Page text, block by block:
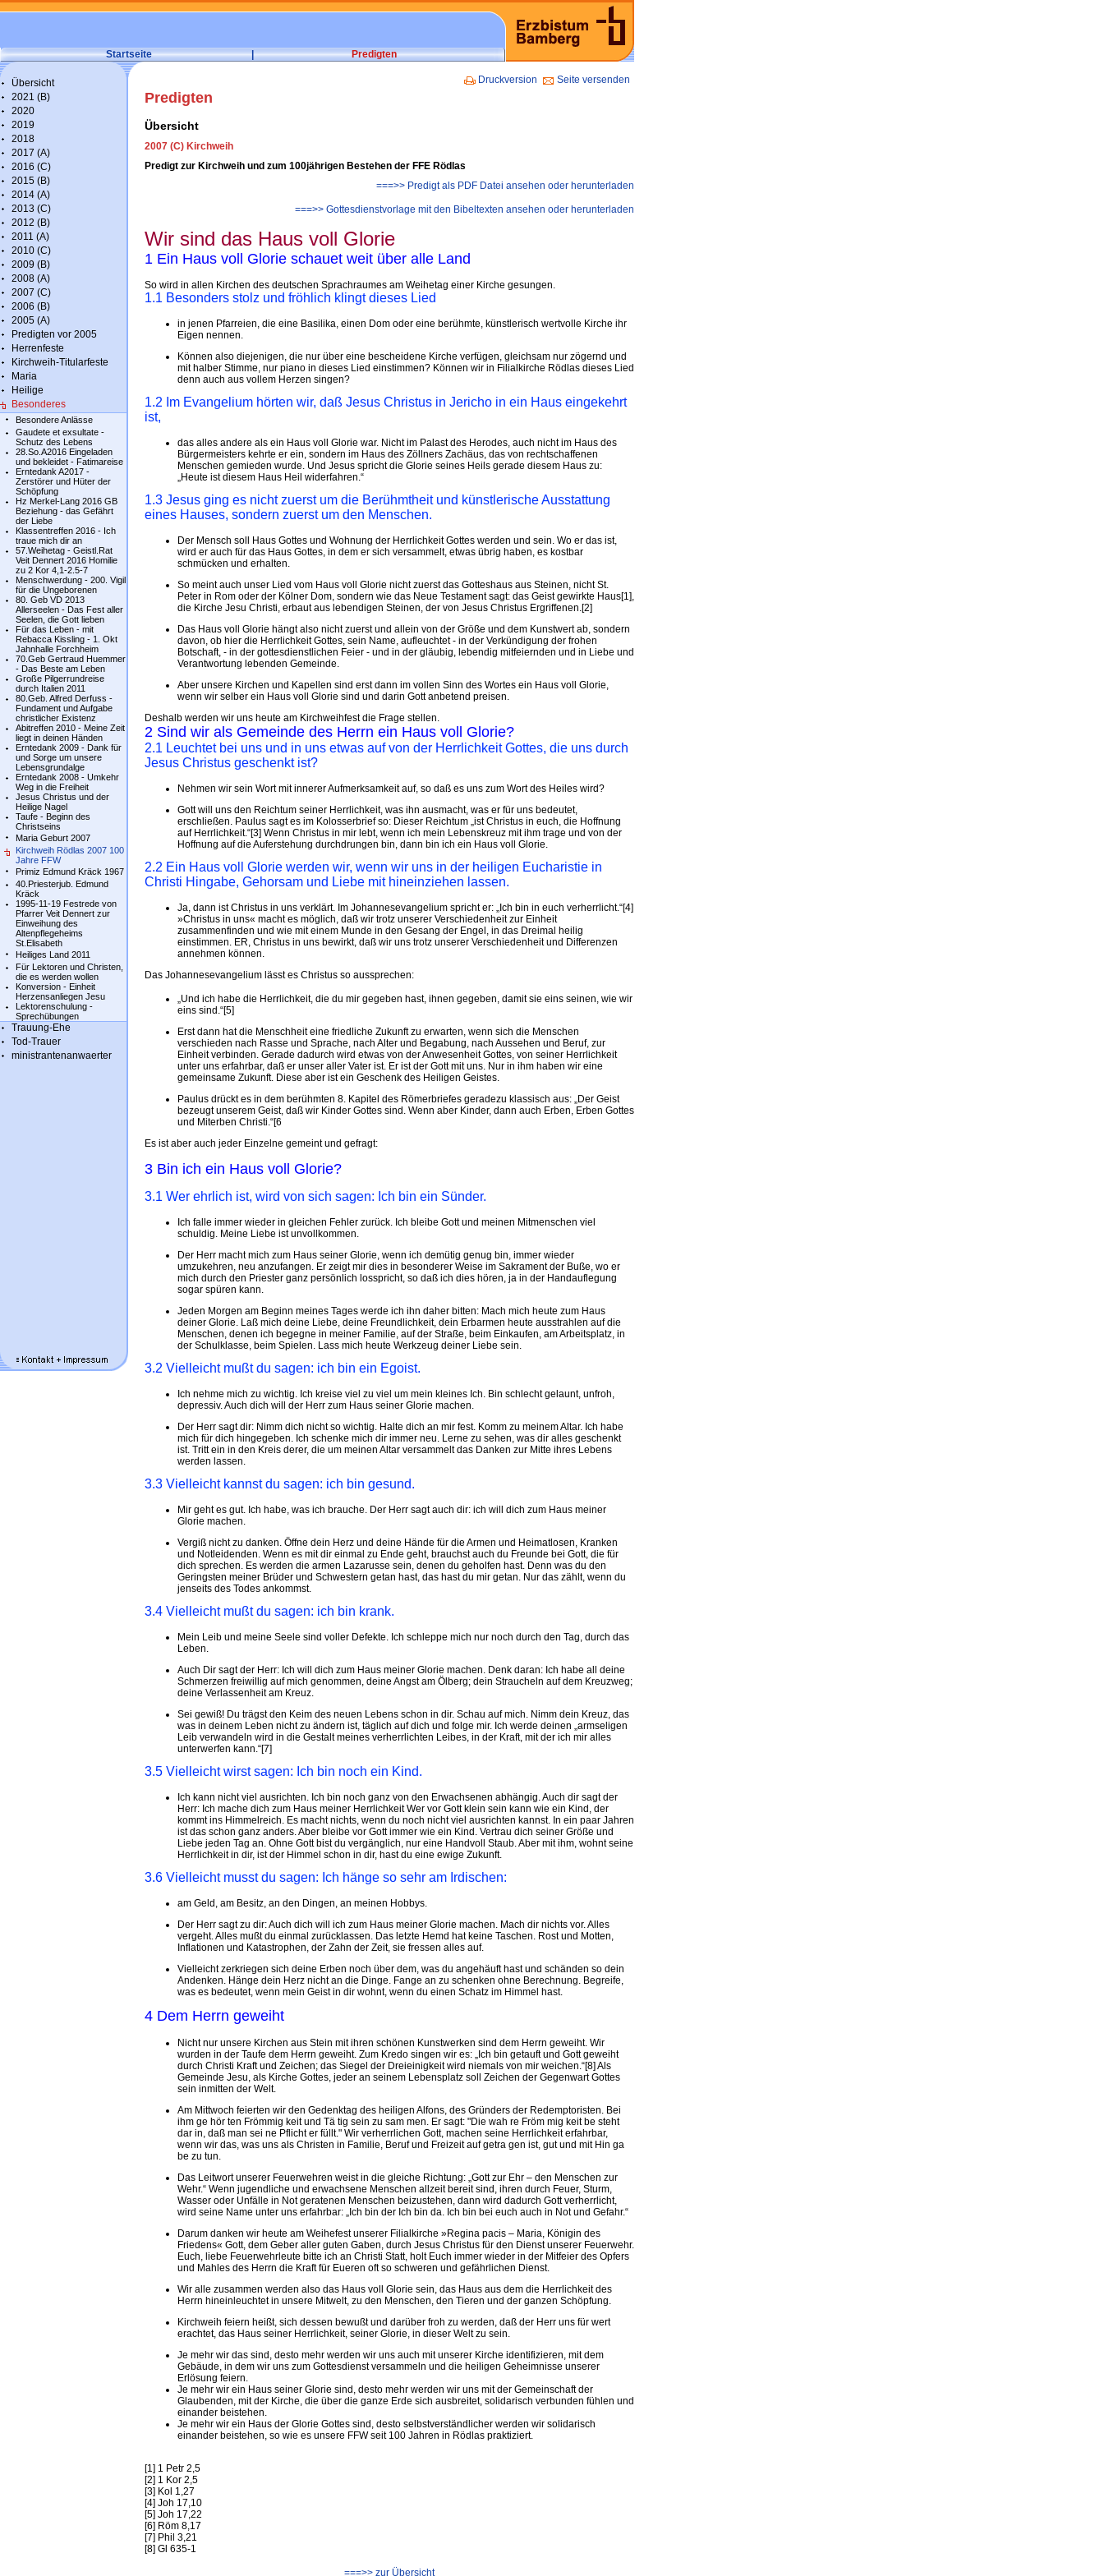
Startseite | Predigten
Übersicht
2021 (B)
2020
2019
2018
2017 (A)
2016 (C)
2015 (B)
2014 (A)
2013 (C)
2012 (B)
2011 (A)
2010 (C)
2009 (B)
2008 (A)
2007 (C)
2006 (B)
2005 (A)
Predigten vor 2005
Herrenfeste
Kirchweih-Titularfeste
Maria
Heilige
Besonderes
Besondere Anlässe
Gaudete et exsultate -
Schutz des Lebens
28.So.A2016 Eingeladen
und bekleidet - Fatimareise
Erntedank A2017 -
Zerstörer und Hüter der
Schöpfung
Hz Merkel-Lang 2016 GB
Beziehung - das Gefährt
der Liebe
Klassentreffen 2016 - Ich
traue mich dir an
57.Weihetag - Geistl.Rat
Veit Dennert 2016 Homilie
zu 2 Kor 4,1-2.5-7
Menschwerdung - 200. Vigil
für die Ungeborenen
80. Geb VD 2013
Allerseelen - Das Fest aller
Seelen, die Gott lieben
Für das Leben - mit
Rebacca Kissling - 1. Okt
Jahnhalle Forchheim
70.Geb Gertraud Huemmer
- Das Beste am Leben
Große Pilgerrundreise
durch Italien 2011
80.Geb. Alfred Derfuss -
Fundament und Aufgabe
christlicher Existenz
Abitreffen 2010 - Meine Zeit
liegt in deinen Händen
Erntedank 2009 - Dank für
und Sorge um unsere
Lebensgrundalge
Erntedank 2008 - Umkehr
Weg in die Freiheit
Jesus Christus und der
Heilige Nagel
Taufe - Beginn des
Christseins
Maria Geburt 2007
Kirchweih Rödlas 2007 100
Jahre FFW
Primiz Edmund Kräck 1967
40.Priesterjub. Edmund
Kräck
1995-11-19 Festrede von
Pfarrer Veit Dennert zur
Einweihung des
Altenpflegeheims
St.Elisabeth
Heiliges Land 2011
Für Lektoren und Christen,
die es werden wollen
Konversion - Einheit
Herzensanliegen Jesu
Lektorenschulung -
Sprechübungen
Trauung-Ehe
Tod-Trauer
ministrantenanwaerter
Druckversion Seite versenden
Predigten
Übersicht
2007 (C) Kirchweih
Predigt zur Kirchweih und zum 100jährigen Bestehen der FFE Rödlas
===>> Predigt als PDF Datei ansehen oder herunterladen
===>> Gottesdienstvorlage mit den Bibeltexten ansehen oder herunterladen
Wir sind das Haus voll Glorie
1 Ein Haus voll Glorie schauet weit über alle Land
So wird in allen Kirchen des deutschen Sprachraumes am Weihetag einer Kirche gesungen.
1.1 Besonders stolz und fröhlich klingt dieses Lied
in jenen Pfarreien, die eine Basilika, einen Dom oder eine berühmte, künstlerisch wertvolle Kirche ihr
Eigen nennen.
Können also diejenigen, die nur über eine bescheidene Kirche verfügen, gleichsam nur zögernd und
mit halber Stimme, nur piano in dieses Lied einstimmen? Können wir in Filialkirche Rödlas dieses Lied
denn auch aus vollem Herzen singen?
1.2 Im Evangelium hörten wir, daß Jesus Christus in Jericho in ein Haus eingekehrt
ist,
das alles andere als ein Haus voll Glorie war. Nicht im Palast des Herodes, auch nicht im Haus des
Bürgermeisters kehrte er ein, sondern im Haus des Zöllners Zachäus, das von rechtschaffenen
Menschen gemieden wurde. Und Jesus spricht die Glorie seines Heils gerade diesem Haus zu:
„Heute ist diesem Haus Heil widerfahren.“
1.3 Jesus ging es nicht zuerst um die Berühmtheit und künstlerische Ausstattung
eines Hauses, sondern zuerst um den Menschen.
Der Mensch soll Haus Gottes und Wohnung der Herrlichkeit Gottes werden und sein. Wo er das ist,
wird er auch für das Haus Gottes, in dem er sich versammelt, etwas übrig haben, es kostbar
schmücken und erhalten.
So meint auch unser Lied vom Haus voll Glorie nicht zuerst das Gotteshaus aus Steinen, nicht St.
Peter in Rom oder der Kölner Dom, sondern wie das Neue Testament sagt: das Geist gewirkte Haus[1],
die Kirche Jesu Christi, erbaut aus lebendigen Steinen, der von Jesus Christus Ergriffenen.[2]
Das Haus voll Glorie hängt also nicht zuerst und allein von der Größe und dem Kunstwert ab, sondern
davon, ob hier die Herrlichkeit Gottes, sein Name, aufleuchtet ‑ in der Verkündigung der frohen
Botschaft, ‑ in der gottesdienstlichen Feier ‑ und in der gläubig, lebendig mitfeiernden und in Liebe und
Verantwortung lebenden Gemeinde.
Aber unsere Kirchen und Kapellen sind erst dann im vollen Sinn des Wortes ein Haus voll Glorie,
wenn wir selber ein Haus voll Glorie sind und darin Gott anbetend preisen.
Deshalb werden wir uns heute am Kirchweihfest die Frage stellen.
2 Sind wir als Gemeinde des Herrn ein Haus voll Glorie?
2.1 Leuchtet bei uns und in uns etwas auf von der Herrlichkeit Gottes, die uns durch
Jesus Christus geschenkt ist?
Nehmen wir sein Wort mit innerer Aufmerksamkeit auf, so daß es uns zum Wort des Heiles wird?
Gott will uns den Reichtum seiner Herrlichkeit, was ihn ausmacht, was er für uns bedeutet,
erschließen. Paulus sagt es im Kolosserbrief so: Dieser Reichtum „ist Christus in euch, die Hoffnung
auf Herrlichkeit.“[3] Wenn Christus in mir lebt, wenn ich mein Lebenskreuz mit ihm trage und von der
Hoffnung auf die Auferstehung durchdrungen bin, dann bin ich ein Haus voll Glorie.
2.2 Ein Haus voll Glorie werden wir, wenn wir uns in der heiligen Eucharistie in
Christi Hingabe, Gehorsam und Liebe mit hineinziehen lassen.
Ja, dann ist Christus in uns verklärt. Im Johannesevangelium spricht er: „Ich bin in euch verherrlicht.“[4]
»Christus in uns« macht es möglich, daß wir trotz unserer Verschiedenheit zur Einheit
zusammenfinden und wie mit einem Munde in den Gesang der Engel, in das Dreimal heilig
einstimmen. ER, Christus in uns bewirkt, daß wir uns trotz unserer Verschiedenheit und Differenzen
annehmen können.
Das Johannesevangelium lässt es Christus so aussprechen:
„Und ich habe die Herrlichkeit, die du mir gegeben hast, ihnen gegeben, damit sie eins seinen, wie wir
eins sind.“[5]
Erst dann hat die Menschheit eine friedliche Zukunft zu erwarten, wenn sich die Menschen
verschieden nach Rasse und Sprache, nach Alter und Begabung, nach Aussehen und Beruf, zur
Einheit verbinden. Gerade dadurch wird etwas von der Anwesenheit Gottes, von seiner Herrlichkeit
unter uns erfahrbar, daß er unser aller Vater ist. Er ist der Gott mit uns. Nur in ihm haben wir eine
gemeinsame Zukunft. Diese aber ist ein Geschenk des Heiligen Geistes.
Paulus drückt es in dem berühmten 8. Kapitel des Römerbriefes geradezu klassisch aus: „Der Geist
bezeugt unserem Geist, daß wir Kinder Gottes sind. Wenn aber Kinder, dann auch Erben, Erben Gottes
und Miterben Christi.“[6
Es ist aber auch jeder Einzelne gemeint und gefragt:
3 Bin ich ein Haus voll Glorie?
3.1 Wer ehrlich ist, wird von sich sagen: Ich bin ein Sünder.
Ich falle immer wieder in gleichen Fehler zurück. Ich bleibe Gott und meinen Mitmenschen viel
schuldig. Meine Liebe ist unvollkommen.
Der Herr macht mich zum Haus seiner Glorie, wenn ich demütig genug bin, immer wieder
umzukehren, neu anzufangen. Er zeigt mir dies in besonderer Weise im Sakrament der Buße, wo er
mich durch den Priester ganz persönlich losspricht, so daß ich dies hören, ja in der Handauflegung
sogar spüren kann.
Jeden Morgen am Beginn meines Tages werde ich ihn daher bitten: Mach mich heute zum Haus
deiner Glorie. Laß mich deine Liebe, deine Freundlichkeit, dein Erbarmen heute ausstrahlen auf die
Menschen, denen ich begegne in meiner Familie, auf der Straße, beim Einkaufen, am Arbeitsplatz, in
der Schulklasse, beim Spielen. Lass mich heute Werkzeug deiner Liebe sein.
3.2 Vielleicht mußt du sagen: ich bin ein Egoist.
Ich nehme mich zu wichtig. Ich kreise viel zu viel um mein kleines Ich. Bin schlecht gelaunt, unfroh,
depressiv. Auch dich will der Herr zum Haus seiner Glorie machen.
Der Herr sagt dir: Nimm dich nicht so wichtig. Halte dich an mir fest. Komm zu meinem Altar. Ich habe
mich für dich hingegeben. Ich schenke mich dir immer neu. Lerne zu sehen, was dir alles geschenkt
ist. Tritt ein in den Kreis derer, die um meinen Altar versammelt das Danken zur Mitte ihres Lebens
werden lassen.
3.3 Vielleicht kannst du sagen: ich bin gesund.
Mir geht es gut. Ich habe, was ich brauche. Der Herr sagt auch dir: ich will dich zum Haus meiner
Glorie machen.
Vergiß nicht zu danken. Öffne dein Herz und deine Hände für die Armen und Heimatlosen, Kranken
und Notleidenden. Wenn es mit dir einmal zu Ende geht, brauchst auch du Freunde bei Gott, die für
dich sprechen. Es werden die armen Lazarusse sein, denen du geholfen hast. Denn was du den
Geringsten meiner Brüder und Schwestern getan hast, das hast du mir getan. Nur das zählt, wenn du
jenseits des Todes ankommst.
3.4 Vielleicht mußt du sagen: ich bin krank.
Mein Leib und meine Seele sind voller Defekte. Ich schleppe mich nur noch durch den Tag, durch das
Leben.
Auch Dir sagt der Herr: Ich will dich zum Haus meiner Glorie machen. Denk daran: Ich habe all deine
Schmerzen freiwillig auf mich genommen, deine Angst am Ölberg; dein Straucheln auf dem Kreuzweg;
deine Verlassenheit am Kreuz.
Sei gewiß! Du trägst den Keim des neuen Lebens schon in dir. Schau auf mich. Nimm dein Kreuz, das
was in deinem Leben nicht zu ändern ist, täglich auf dich und folge mir. Ich werde deinen „armseligen
Leib verwandeln wird in die Gestalt meines verherrlichten Leibes, in der Kraft, mit der ich mir alles
unterwerfen kann.“[7]
3.5 Vielleicht wirst sagen: Ich bin noch ein Kind.
Ich kann nicht viel ausrichten. Ich bin noch ganz von den Erwachsenen abhängig. Auch dir sagt der
Herr: Ich mache dich zum Haus meiner Herrlichkeit Wer vor Gott klein sein kann wie ein Kind, der
kommt ins Himmelreich. Es macht nichts, wenn du noch nicht viel ausrichten kannst. In ein paar Jahren
ist das schon ganz anders. Aber bleibe vor Gott immer wie ein Kind. Vertrau dich seiner Größe und
Liebe jeden Tag an. Ohne Gott bist du vergänglich, nur eine Handvoll Staub. Aber mit ihm, wohnt seine
Herrlichkeit in dir, ist der Himmel schon in dir, hast du eine ewige Zukunft.
3.6 Vielleicht musst du sagen: Ich hänge so sehr am Irdischen:
am Geld, am Besitz, an den Dingen, an meinen Hobbys.
Der Herr sagt zu dir: Auch dich will ich zum Haus meiner Glorie machen. Mach dir nichts vor. Alles
vergeht. Alles mußt du einmal zurücklassen. Das letzte Hemd hat keine Taschen. Rost und Motten,
Inflationen und Katastrophen, der Zahn der Zeit, sie fressen alles auf.
Vielleicht zerkriegen sich deine Erben noch über dem, was du angehäuft hast und schänden so dein
Andenken. Hänge dein Herz nicht an die Dinge. Fange an zu schenken ohne Berechnung. Begreife,
was es bedeutet, wenn mein Geist in dir wohnt, wenn du einen Schatz im Himmel hast.
4 Dem Herrn geweiht
Nicht nur unsere Kirchen aus Stein mit ihren schönen Kunstwerken sind dem Herrn geweiht. Wir
wurden in der Taufe dem Herrn geweiht. Zum Kredo singen wir es: „Ich bin getauft und Gott geweiht
durch Christi Kraft und Zeichen; das Siegel der Dreieinigkeit wird niemals von mir weichen.“[8] Als
Gemeinde Jesu, als Kirche Gottes, jeder an seinem Lebensplatz soll Zeichen der Gegenwart Gottes
sein inmitten der Welt.
Am Mittwoch feierten wir den Gedenktag des heiligen Alfons, des Gründers der Redemptoristen. Bei
ihm ge hör ten Fröm­mig keit und Tä tig sein zu sam men. Er sagt: "Die wah re Fröm mig keit be steht
dar in, daß man sei ne Pflicht er füllt." Wir verherrlichen Gott, machen seine Herrlichkeit erfahrbar,
wenn wir das, was uns als Christen in Familie, Beruf und Freizeit auf ge­tra gen ist, gut und mit Hin ga
be zu tun.
Das Leitwort unserer Feuerwehren weist in die gleiche Richtung: „Gott zur Ehr – den Menschen zur
Wehr.“ Wenn jugendliche und erwachsene Menschen allzeit bereit sind, ihren durch Feuer, Sturm,
Wasser oder Unfälle in Not geratenen Menschen beizustehen, dann wird dadurch Gott verherrlicht,
wird seine Name unter uns erfahrbar: „Ich bin der Ich bin da. Ich bin bei euch auch in Not und Gefahr.“
Darum danken wir heute am Weihefest unserer Filialkirche »Regina pacis – Maria, Königin des
Friedens« Gott, dem Geber aller guten Gaben, durch Jesus Christus für den Dienst unserer Feuerwehr.
Euch, liebe Feuerwehrleute bitte ich an Christi Statt, holt Euch immer wieder in der Mitfeier des Opfers
und Mahles des Herrn die Kraft für Eueren oft so schweren und gefährlichen Dienst.
Wir alle zusammen werden also das Haus voll Glorie sein, das Haus aus dem die Herrlichkeit des
Herrn hineinleuchtet in unsere Mitwelt, zu den Menschen, den Tieren und der ganzen Schöpfung.
Kirchweih feiern heißt, sich dessen bewußt und darüber froh zu werden, daß der Herr uns für wert
erachtet, das Haus seiner Herrlichkeit, seiner Glorie, in dieser Welt zu sein.
Je mehr wir das sind, desto mehr werden wir uns auch mit unserer Kirche identifizieren, mit dem
Gebäude, in dem wir uns zum Gottesdienst versammeln und die heiligen Geheimnisse unserer
Erlösung feiern.
Je mehr wir ein Haus seiner Glorie sind, desto mehr werden wir uns mit der Gemeinschaft der
Glaubenden, mit der Kirche, die über die ganze Erde sich ausbreitet, solidarisch verbunden fühlen und
einander beistehen.
Je mehr wir ein Haus der Glorie Gottes sind, desto selbstverständlicher werden wir solidarisch
einander beistehen, so wie es unsere FFW seit 100 Jahren in Rödlas praktiziert.
[1] 1 Petr 2,5
[2] 1 Kor 2,5
[3] Kol 1,27
[4] Joh 17,10
[5] Joh 17,22
[6] Röm 8,17
[7] Phil 3,21
[8] Gl 635-1
===>> zur Übersicht